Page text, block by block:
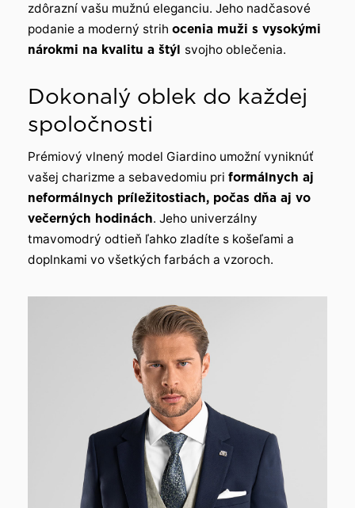
zdôrazní vašu mužnú eleganciu. Jeho nadčasové
podanie a moderný strih ocenia muži s vysokými
nárokmi na kvalitu a štýl svojho oblečenia.
Dokonalý oblek do každej
spoločnosti
Prémiový vlnený model Giardino umožní vyniknúť
vašej charizme a sebavedomiu pri formálnych aj
neformálnych príležitostiach, počas dňa aj vo
večerných hodinách. Jeho univerzálny
tmavomodrý odtieň ľahko zladíte s košeľami a
doplnkami vo všetkých farbách a vzoroch.